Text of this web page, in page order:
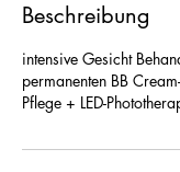
Beschreibung
intensive Gesicht
permanenten BB
Pflege + LED-